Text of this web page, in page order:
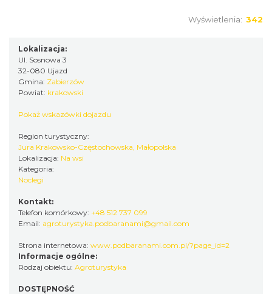
Wyświetlenia: 342
Lokalizacja:
Ul. Sosnowa 3
32-080 Ujazd
Gmina: Zabierzów
Powiat: krakowski
Pokaż wskazówki dojazdu
Region turystyczny:
Jura Krakowsko-Częstochowska, Małopolska
Lokalizacja: Na wsi
Kategoria:
Noclegi
Kontakt:
Telefon komórkowy: +48 512 737 099
Email: agroturystyka.podbaranami@gmail.com
Strona internetowa: www.podbaranami.com.pl/?page_id=2
Informacje ogólne:
Rodzaj obiektu: Agroturystyka
DOSTĘPNOŚĆ